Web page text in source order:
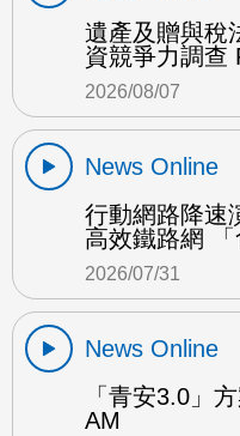
遺產及贈與稅
資競爭力調查
2026/08/07
News Online
行動網路降速
高效鐵路網
2026/07/31
News Online
「青安3.0」
AM